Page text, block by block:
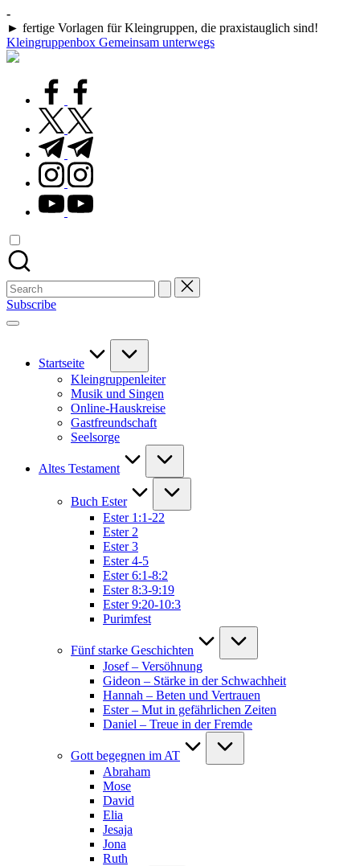
Skip
to
content
-
► fertige Vorlagen für Kleingruppen, die praxistauglich sind!
Kleingruppenbox Gemeinsam unterwegs
Gemeinsam
wachsen,
leben
facebook.com
twitter.com
t.me
instagram.com
youtube.com
Search
for:
Subscribe
Startseite
Kleingruppenleiter
Musik und Singen
Online-Hauskreise
Gastfreundschaft
Seelsorge
Altes Testament
Buch Ester
Ester 1:1-22
Ester 2
Ester 3
Ester 4-5
Ester 6:1-8:2
Ester 8:3-9:19
Ester 9:20-10:3
Purimfest
Fünf starke Geschichten
Josef – Versöhnung
Gideon – Stärke in der Schwachheit
Hannah – Beten und Vertrauen
Ester – Mut in gefährlichen Zeiten
Daniel – Treue in der Fremde
Gott begegnen im AT
Abraham
Mose
David
Elia
Jesaja
Jona
Ruth